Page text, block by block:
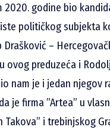
2020. godine bio
političkog subjekta
–
ovog preduzeća i
nam je i jedan njegov
je firma ”Artea” u
Takova” i trebinjskog